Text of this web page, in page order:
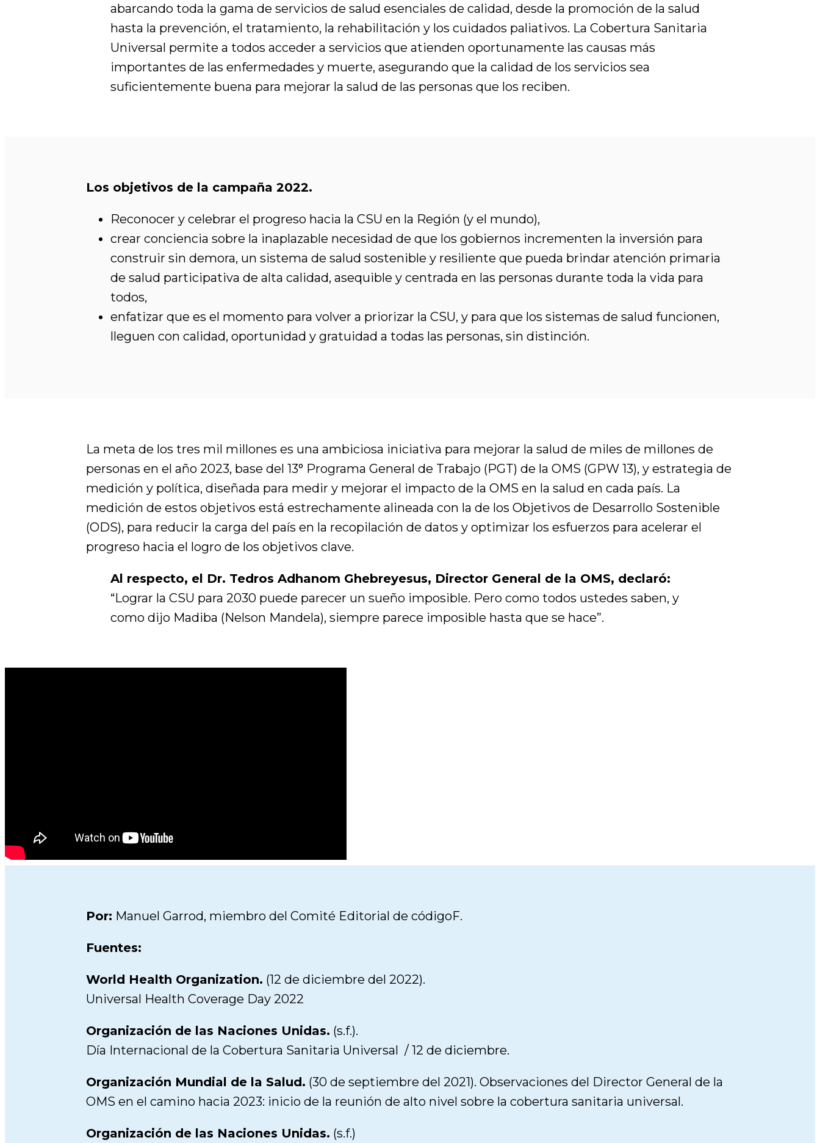
abarcando toda la gama de servicios de salud esenciales de calidad, desde la promoción de la salud
hasta la prevención, el tratamiento, la rehabilitación y los cuidados paliativos. La Cobertura Sanitaria
Universal permite a todos acceder a servicios que atienden oportunamente las causas más
importantes de las enfermedades y muerte, asegurando que la calidad de los servicios sea
suficientemente buena para mejorar la salud de las personas que los reciben.
Los objetivos de la campaña 2022.
Reconocer y celebrar el progreso hacia la CSU en la Región (y el mundo),
crear conciencia sobre la inaplazable necesidad de que los gobiernos incrementen la inversión para
construir sin demora, un sistema de salud sostenible y resiliente que pueda brindar atención primaria
de salud participativa de alta calidad, asequible y centrada en las personas durante toda la vida para
todos,
enfatizar que es el momento para volver a priorizar la CSU, y para que los sistemas de salud funcionen,
lleguen con calidad, oportunidad y gratuidad a todas las personas, sin distinción.
La meta de los tres mil millones es una ambiciosa iniciativa para mejorar la salud de miles de millones de
personas en el año 2023, base del 13° Programa General de Trabajo (PGT) de la OMS (GPW 13), y estrategia de
medición y política, diseñada para medir y mejorar el impacto de la OMS en la salud en cada país. La
medición de estos objetivos está estrechamente alineada con la de los Objetivos de Desarrollo Sostenible
(ODS), para reducir la carga del país en la recopilación de datos y optimizar los esfuerzos para acelerar el
progreso hacia el logro de los objetivos clave.
Al respecto, el Dr. Tedros Adhanom Ghebreyesus, Director General de la OMS, declaró:
“Lograr la CSU para 2030 puede parecer un sueño imposible. Pero como todos ustedes saben, y
como dijo Madiba (Nelson Mandela), siempre parece imposible hasta que se hace”.
Por: Manuel Garrod, miembro del Comité Editorial de códigoF.
Fuentes:
World Health Organization. (12 de diciembre del 2022).
Universal Health Coverage Day 2022
Organización de las Naciones Unidas. (s.f.).
Día Internacional de la Cobertura Sanitaria Universal / 12 de diciembre.
Organización Mundial de la Salud. (30 de septiembre del 2021). Observaciones del Director General de la
OMS en el camino hacia 2023: inicio de la reunión de alto nivel sobre la cobertura sanitaria universal.
Organización de las Naciones Unidas. (s.f.)